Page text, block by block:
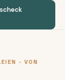
· VON